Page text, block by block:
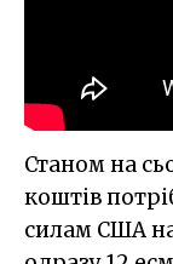
Станом на
коштів
силам США